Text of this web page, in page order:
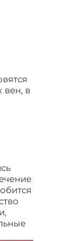
вен, в